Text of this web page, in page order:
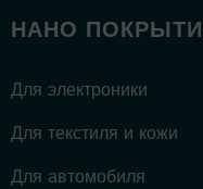
НАНО
Для электроники
Для текстиля и кожи
Для автомобиля